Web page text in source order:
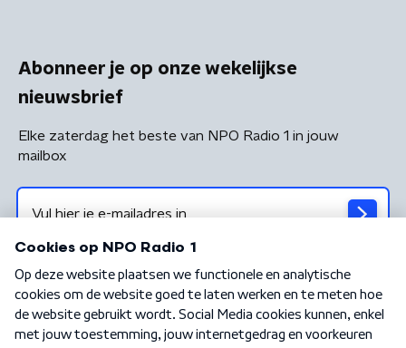
Abonneer je op onze wekelijkse
nieuwsbrief
Elke zaterdag het beste van NPO Radio 1 in jouw
mailbox
Algemene voorwaarden